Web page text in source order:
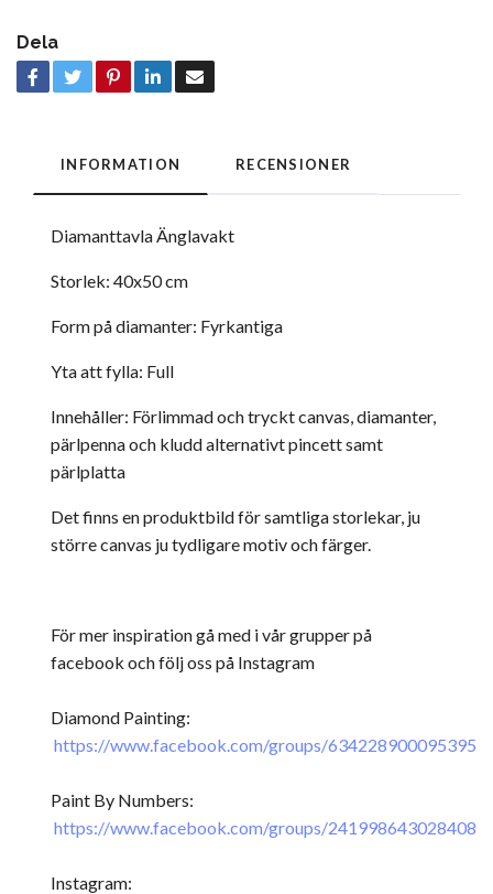
Dela
INFORMATION RECENSIONER
Diamanttavla Änglavakt
Storlek: 40x50 cm
Form på diamanter: Fyrkantiga
Yta att fylla: Full
Innehåller: Förlimmad och tryckt canvas, diamanter,
pärlpenna och kludd alternativt pincett samt
pärlplatta
Det finns en produktbild för samtliga storlekar, ju
större canvas ju tydligare motiv och färger.
För mer inspiration gå med i vår grupper på
facebook och följ oss på Instagram
Diamond Painting:
https://www.facebook.com/groups/634228900095395
Paint By Numbers:
https://www.facebook.com/groups/241998643028408
Instagram: